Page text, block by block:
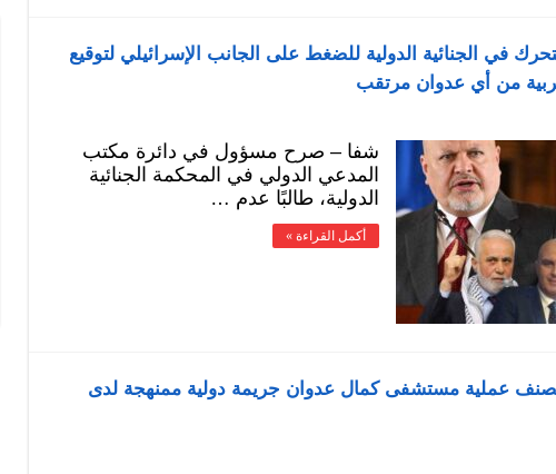
في الجنائية الدولية للضغط على الجانب الإسرائيلي لتوقيع
من أي عدوان مرتقب
شفا – صرح مسؤول في دائرة مكتب
المدعي الدولي في المحكمة الجنائية
الدولية، طالبًا عدم …
أكمل القراءة »
عملية مستشفى كمال عدوان جريمة دولية ممنهجة لدى